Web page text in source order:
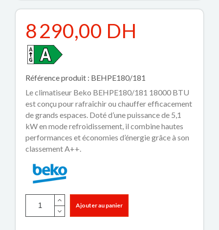
8 290,00 DH
Référence produit : BEHPE180/181
Le climatiseur Beko BEHPE180/181 18000 BTU
est conçu pour rafraîchir ou chauffer efficacement
de grands espaces. Doté d’une puissance de 5,1
kW en mode refroidissement, il combine hautes
performances et économies d’énergie grâce à son
classement A++.
Ajouter au panier